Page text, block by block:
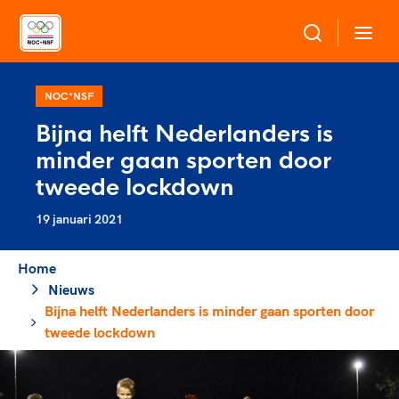
Over NOC*NSF
Sportagenda 2032
Leden
Raad van Toezicht en Bestuur
Merkbescherming NOC*NSF
Onze partners
Sportdeelname
Bonden en professionals in de sport
Beleidsmedewerkers
Clubbestuurders
Coördinatoren en opleiders
Trainer-coaches
Officials
Topsport
Voor talentvolle sporters
Atletencommissie
Paralympische Talentdag
Voor bonden
Pers
NOC*NSF
Bijna helft Nederlanders is
minder gaan sporten door
tweede lockdown
19 januari 2021
Home
Nieuws
Bijna helft Nederlanders is minder gaan sporten door
tweede lockdown